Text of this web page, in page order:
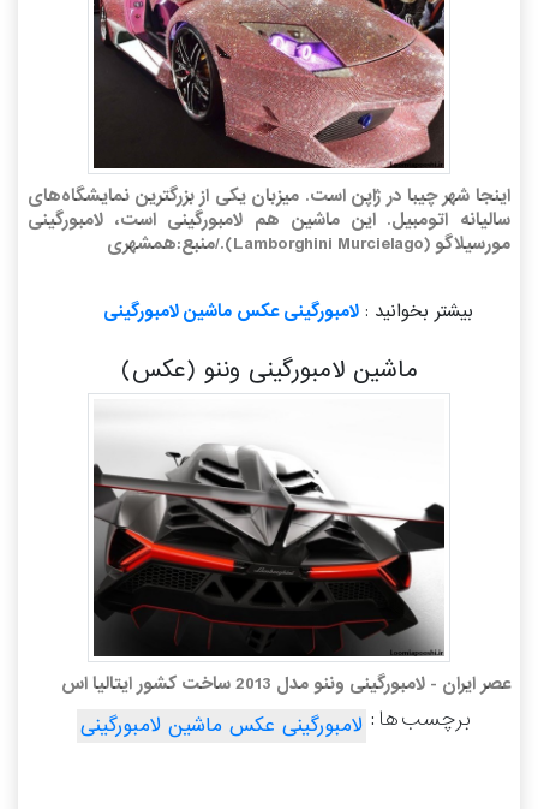
اینجا شهر چیبا در ژاپن است. میزبان یکی از بزرگترین نمایشگاه‌های
سالیانه اتومبیل. این ماشین هم لامبورگینی است، لامبورگینی
مورسیلاگو (Lamborghini Murcielago)./منبع:همشهری
بیشتر بخوانید : لامبورگینی عکس ماشین لامبورگینی
ماشین لامبورگینی وننو (عکس)
عصر ایران - لامبورگینی وننو مدل 2013 ساخت کشور ایتالیا اس
برچسب ها : لامبورگینی عکس ماشین لامبورگینی